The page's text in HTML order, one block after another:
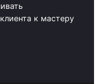
к мастеру